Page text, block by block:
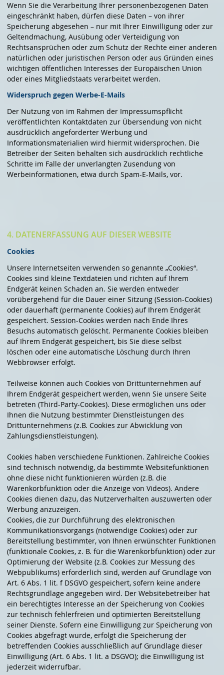
Wenn Sie die Verarbeitung Ihrer personenbezogenen Daten
eingeschränkt haben, dürfen diese Daten – von ihrer
Speicherung abgesehen – nur mit Ihrer Einwilligung oder zur
Geltendmachung, Ausübung oder Verteidigung von
Rechtsansprüchen oder zum Schutz der Rechte einer anderen
natürlichen oder juristischen Person oder aus Gründen eines
wichtigen öffentlichen Interesses der Europäischen Union
oder eines Mitgliedstaats verarbeitet werden.
Widerspruch gegen Werbe-E-Mails
Der Nutzung von im Rahmen der Impressumspflicht
veröffentlichten Kontaktdaten zur Übersendung von nicht
ausdrücklich angeforderter Werbung und
Informationsmaterialien wird hiermit widersprochen. Die
Betreiber der Seiten behalten sich ausdrücklich rechtliche
Schritte im Falle der unverlangten Zusendung von
Werbeinformationen, etwa durch Spam-E-Mails, vor.
4. DATENERFASSUNG AUF DIESER WEBSITE
Cookies
Unsere Internetseiten verwenden so genannte „Cookies“.
Cookies sind kleine Textdateien und richten auf Ihrem
Endgerät keinen Schaden an. Sie werden entweder
vorübergehend für die Dauer einer Sitzung (Session-Cookies)
oder dauerhaft (permanente Cookies) auf Ihrem Endgerät
gespeichert. Session-Cookies werden nach Ende Ihres
Besuchs automatisch gelöscht. Permanente Cookies bleiben
auf Ihrem Endgerät gespeichert, bis Sie diese selbst
löschen oder eine automatische Löschung durch Ihren
Webbrowser erfolgt.
Teilweise können auch Cookies von Drittunternehmen auf
Ihrem Endgerät gespeichert werden, wenn Sie unsere Seite
betreten (Third-Party-Cookies). Diese ermöglichen uns oder
Ihnen die Nutzung bestimmter Dienstleistungen des
Drittunternehmens (z.B. Cookies zur Abwicklung von
Zahlungsdienstleistungen).
Cookies haben verschiedene Funktionen. Zahlreiche Cookies
sind technisch notwendig, da bestimmte Websitefunktionen
ohne diese nicht funktionieren würden (z.B. die
Warenkorbfunktion oder die Anzeige von Videos). Andere
Cookies dienen dazu, das Nutzerverhalten auszuwerten oder
Werbung anzuzeigen.
Cookies, die zur Durchführung des elektronischen
Kommunikationsvorgangs (notwendige Cookies) oder zur
Bereitstellung bestimmter, von Ihnen erwünschter Funktionen
(funktionale Cookies, z. B. für die Warenkorbfunktion) oder zur
Optimierung der Website (z.B. Cookies zur Messung des
Webpublikums) erforderlich sind, werden auf Grundlage von
Art. 6 Abs. 1 lit. f DSGVO gespeichert, sofern keine andere
Rechtsgrundlage angegeben wird. Der Websitebetreiber hat
ein berechtigtes Interesse an der Speicherung von Cookies
zur technisch fehlerfreien und optimierten Bereitstellung
seiner Dienste. Sofern eine Einwilligung zur Speicherung von
Cookies abgefragt wurde, erfolgt die Speicherung der
betreffenden Cookies ausschließlich auf Grundlage dieser
Einwilligung (Art. 6 Abs. 1 lit. a DSGVO); die Einwilligung ist
jederzeit widerrufbar.